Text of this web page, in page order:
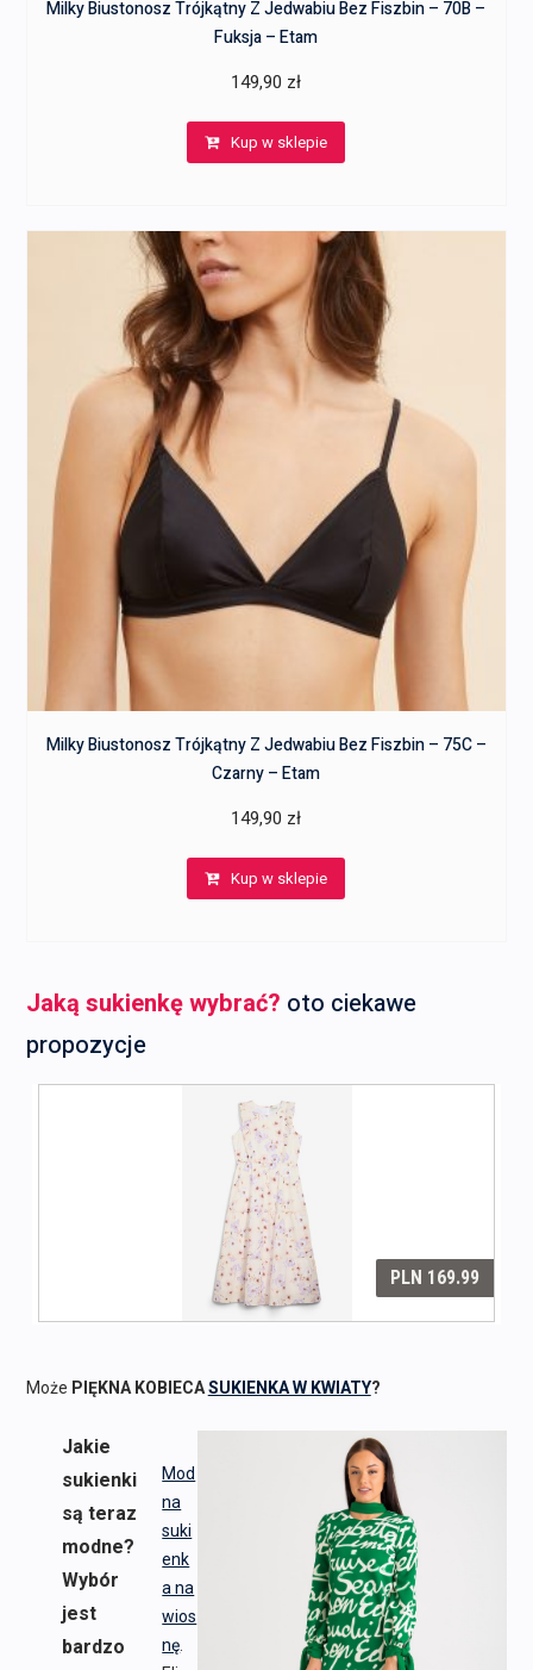
Milky Biustonosz Trójkątny Z Jedwabiu Bez Fiszbin – 70B –
Fuksja – Etam
149,90 zł
Kup w sklepie
Milky Biustonosz Trójkątny Z Jedwabiu Bez Fiszbin – 75C –
Czarny – Etam
149,90 zł
Kup w sklepie
Jaką sukienkę wybrać? oto ciekawe
propozycje
Może PIĘKNA KOBIECASUKIENKA W KWIATY?
Mod
na
suki
enk
a na
wios
nę
Jakie
sukienki
są teraz
modne?
Wybór
jest
bardzo